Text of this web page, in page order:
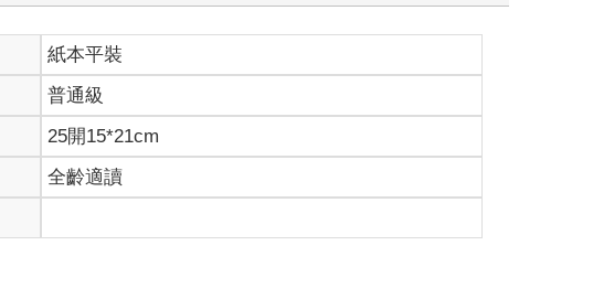
紙本平裝
普通級
25開15*21cm
全齡適讀